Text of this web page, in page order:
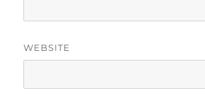
WEBSITE